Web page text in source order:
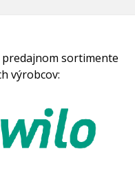
sortimente
výrobcov: